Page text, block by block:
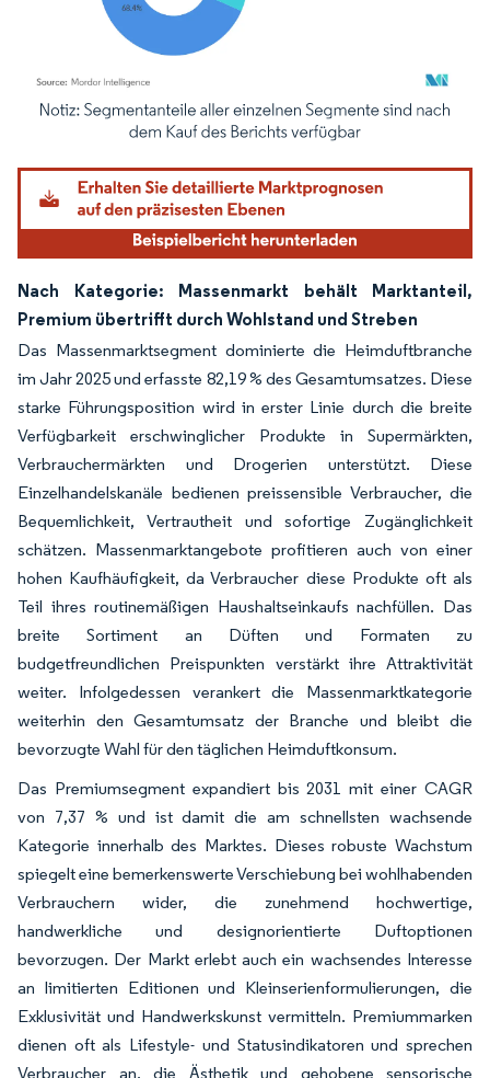
Bild © Mordor Intelligence. Wiederverwendung erfordert Namensnennung
Nach Kategorie: Massenmarkt behält Marktanteil,
Premium übertrifft durch Wohlstand und Streben
Das Massenmarktsegment dominierte die Heimduftbranche
im Jahr 2025 und erfasste 82,19 % des Gesamtumsatzes. Diese
starke Führungsposition wird in erster Linie durch die breite
Verfügbarkeit erschwinglicher Produkte in Supermärkten,
Verbrauchermärkten und Drogerien unterstützt. Diese
Einzelhandelskanäle bedienen preissensible Verbraucher, die
Bequemlichkeit, Vertrautheit und sofortige Zugänglichkeit
schätzen. Massenmarktangebote profitieren auch von einer
hohen Kaufhäufigkeit, da Verbraucher diese Produkte oft als
Teil ihres routinemäßigen Haushaltseinkaufs nachfüllen. Das
breite Sortiment an Düften und Formaten zu
budgetfreundlichen Preispunkten verstärkt ihre Attraktivität
weiter. Infolgedessen verankert die Massenmarktkategorie
weiterhin den Gesamtumsatz der Branche und bleibt die
bevorzugte Wahl für den täglichen Heimduftkonsum.
Das Premiumsegment expandiert bis 2031 mit einer CAGR
von 7,37 % und ist damit die am schnellsten wachsende
Kategorie innerhalb des Marktes. Dieses robuste Wachstum
spiegelt eine bemerkenswerte Verschiebung bei wohlhabenden
Verbrauchern wider, die zunehmend hochwertige,
handwerkliche und designorientierte Duftoptionen
bevorzugen. Der Markt erlebt auch ein wachsendes Interesse
an limitierten Editionen und Kleinserienformulierungen, die
Exklusivität und Handwerkskunst vermitteln. Premiummarken
dienen oft als Lifestyle- und Statusindikatoren und sprechen
Verbraucher an, die Ästhetik und gehobene sensorische